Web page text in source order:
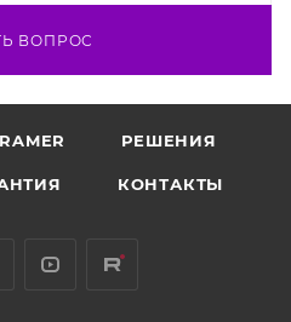
ВОПРОС
РЕШЕНИЯ
КОНТАКТЫ